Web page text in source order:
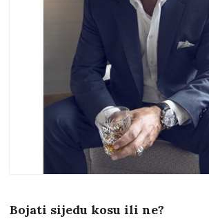
Bojati sijedu kosu ili ne?